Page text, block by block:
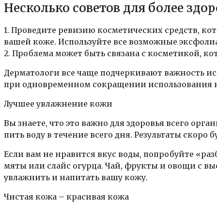
Несколько советов для более
1. Проведите ревизию косметических средств,
вашей коже. Используйте все возможные
2. Проблема может быть связана с косметикой,
Дерматологи все чаще подчеркивают важность
при одновременном сокращении
Лучшее увлажнение кожи
Вы знаете, что это важно для здоровья всего
пить воду в течение всего дня. Результаты скоро
Если вам не нравится вкус воды, попробуйте
мяты или слайс огурца. Чай, фрукты и овощи с
увлажнить и напитать вашу кожу.
Чистая кожа – красивая кожа